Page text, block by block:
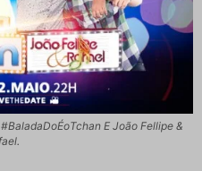
E João Fellipe &